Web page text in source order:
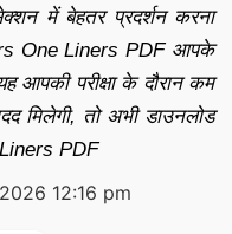
में बेहतर प्रदर्शन करना
One Liners PDF आपके
आपकी परीक्षा के दौरान कम
मिलेगी, तो अभी डाउनलोड
PDF
12:16 pm